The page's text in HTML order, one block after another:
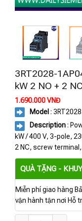
3RT2028-
kW 2 NO + 2 NC
1.690.000VNĐ
Model :
Description:
kW / 400 V, 3-pole,
2 NC, screw
QUÀ TẶNG -
Miễn phí giao hàng
vận hành tận nơi Hỗ